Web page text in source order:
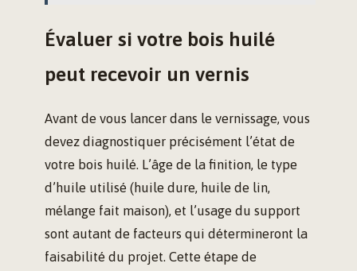
Évaluer si votre bois huilé
peut recevoir un vernis
Avant de vous lancer dans le vernissage, vous
devez diagnostiquer précisément l’état de
votre bois huilé. L’âge de la finition, le type
d’huile utilisé (huile dure, huile de lin,
mélange fait maison), et l’usage du support
sont autant de facteurs qui détermineront la
faisabilité du projet. Cette étape de